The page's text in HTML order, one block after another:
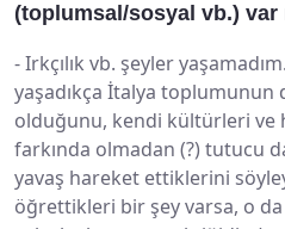
(toplumsal/sosyal vb.) var
-Irkçılık vb. şeyler
yaşadıkça İtalya toplumunun
olduğunu, kendi kültürleri ve
farkında olmadan (?) tutucu
yavaş hareket ettiklerini
öğrettikleri bir şey varsa, o